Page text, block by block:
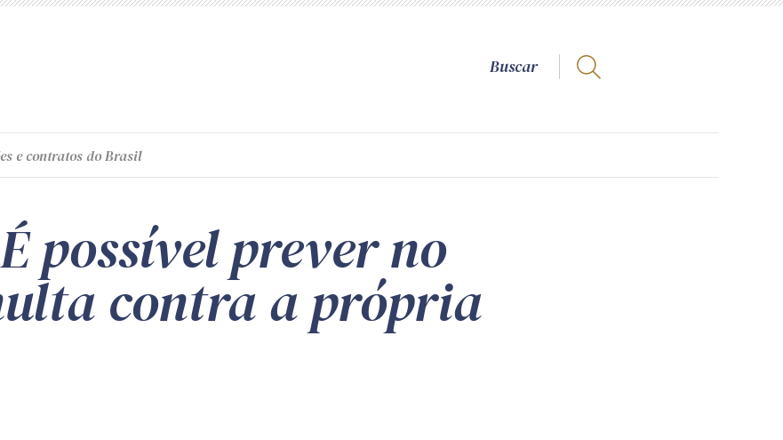
e contratos do Brasil
possível prever no
contra a própria